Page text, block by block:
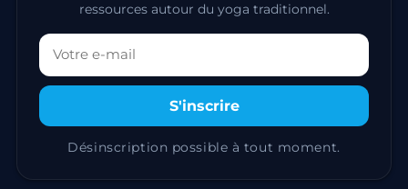
ressources autour du yoga traditionnel.
Votre adresse email
S'inscrire
Désinscription possible à tout moment.